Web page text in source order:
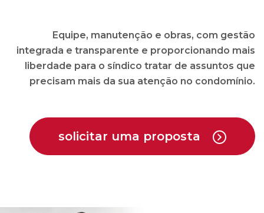
Equipe, manutenção e obras, com gestão
integrada e transparente e proporcionando mais
liberdade para o síndico tratar de assuntos que
precisam mais da sua atenção no condomínio.
solicitar uma proposta